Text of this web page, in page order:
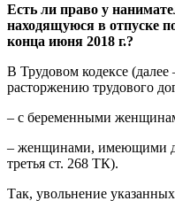
Есть ли право у
находящуюся в отпуске
конца июня 2018 г.?
В Трудовом кодексе
расторжению трудового
– с беременными
– женщинами, имеющими
третья ст. 268 ТК).
Так, увольнение